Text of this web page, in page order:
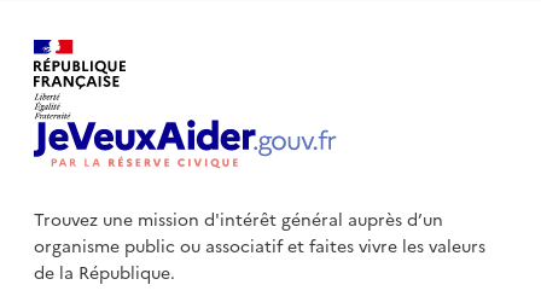
Trouvez une mission d'intérêt général auprès d’un
organisme publicou associatif et faites vivre les valeurs
de la République.